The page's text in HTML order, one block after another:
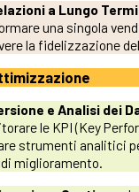
a Lungo
una singola
la fidelizzazione
e Analisi dei
le KPI (Key
strumenti analitici
miglioramento.